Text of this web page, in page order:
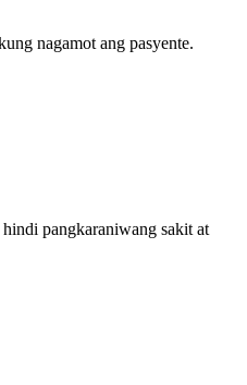
nagamot ang pasyente.
pangkaraniwang sakit at